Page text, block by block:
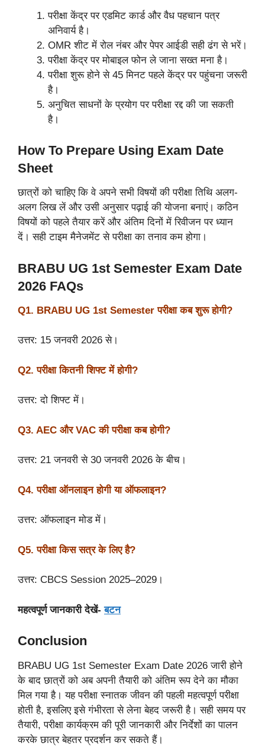
परीक्षा केंद्र पर एडमिट कार्ड और वैध पहचान पत्र
अनिवार्य है।
OMR शीट में रोल नंबर और पेपर आईडी सही ढंग से भरें।
परीक्षा केंद्र पर मोबाइल फोन ले जाना सख्त मना है।
परीक्षा शुरू होने से 45 मिनट पहले केंद्र पर पहुंचना जरूरी
है।
अनुचित साधनों के प्रयोग पर परीक्षा रद्द की जा सकती
है।
How To Prepare Using Exam Date
Sheet
छात्रों को चाहिए कि वे अपने सभी विषयों की परीक्षा तिथि अलग-
अलग लिख लें और उसी अनुसार पढ़ाई की योजना बनाएं। कठिन
विषयों को पहले तैयार करें और अंतिम दिनों में रिवीजन पर ध्यान
दें। सही टाइम मैनेजमेंट से परीक्षा का तनाव कम होगा।
BRABU UG 1st Semester Exam Date
2026 FAQs
Q1. BRABU UG 1st Semester परीक्षा कब शुरू होगी?
उत्तर: 15 जनवरी 2026 से।
Q2. परीक्षा कितनी शिफ्ट में होगी?
उत्तर: दो शिफ्ट में।
Q3. AEC और VAC की परीक्षा कब होगी?
उत्तर: 21 जनवरी से 30 जनवरी 2026 के बीच।
Q4. परीक्षा ऑनलाइन होगी या ऑफलाइन?
उत्तर: ऑफलाइन मोड में।
Q5. परीक्षा किस सत्र के लिए है?
उत्तर: CBCS Session 2025–2029।
महत्वपूर्ण जानकारी देखें-बटन
Conclusion
BRABU UG 1st Semester Exam Date 2026 जारी होने
के बाद छात्रों को अब अपनी तैयारी को अंतिम रूप देने का मौका
मिल गया है। यह परीक्षा स्नातक जीवन की पहली महत्वपूर्ण परीक्षा
होती है, इसलिए इसे गंभीरता से लेना बेहद जरूरी है। सही समय पर
तैयारी, परीक्षा कार्यक्रम की पूरी जानकारी और निर्देशों का पालन
करके छात्र बेहतर प्रदर्शन कर सकते हैं।